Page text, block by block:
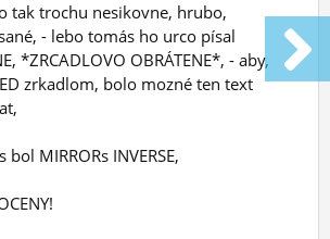
tak trochu nesikovne, hrubo,
- lebo tomás ho urco písal
*ZRCADLOVO OBRÁTENE*, - aby,
zrkadlom, bolo mozné ten text
MIRRORs INVERSE,